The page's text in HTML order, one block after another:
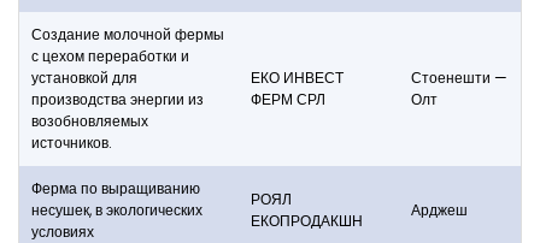
Создание молочной фермы
с цехом переработки и
установкой для
производства энергии из
возобновляемых
источников.
ЕКО ИНВЕСТ
ФЕРМ СРЛ
Стоенешти —
Олт
Ферма по выращиванию
несушек, в экологических
условиях
РОЯЛ
ЕКОПРОДАКШН
Арджеш